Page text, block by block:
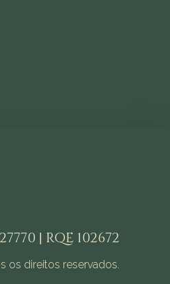
| RQE 102672
os direitos reservados.